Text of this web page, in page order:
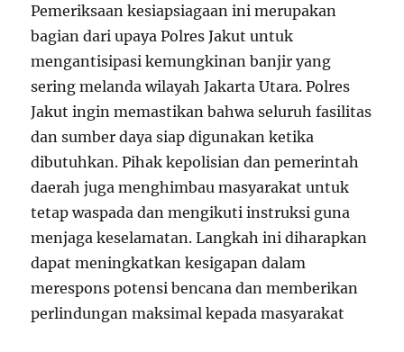
Pemeriksaan kesiapsiagaan ini merupakan
bagian dari upaya Polres Jakut untuk
mengantisipasi kemungkinan banjir yang
sering melanda wilayah Jakarta Utara. Polres
Jakut ingin memastikan bahwa seluruh fasilitas
dan sumber daya siap digunakan ketika
dibutuhkan. Pihak kepolisian dan pemerintah
daerah juga menghimbau masyarakat untuk
tetap waspada dan mengikuti instruksi guna
menjaga keselamatan. Langkah ini diharapkan
dapat meningkatkan kesigapan dalam
merespons potensi bencana dan memberikan
perlindungan maksimal kepada masyarakat